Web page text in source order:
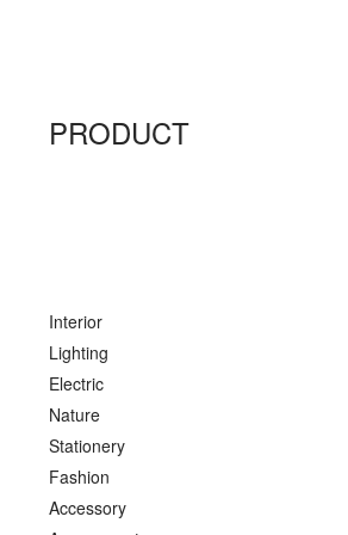
PRODUCT
Interior
Lighting
Electric
Nature
Stationery
Fashion
Accessory